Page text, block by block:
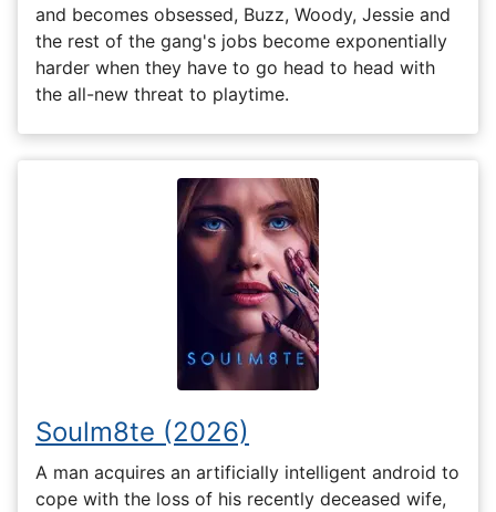
and becomes obsessed, Buzz, Woody, Jessie and
the rest of the gang's jobs become exponentially
harder when they have to go head to head with
the all-new threat to playtime.
Soulm8te (2026)
A man acquires an artificially intelligent android to
cope with the loss of his recently deceased wife,